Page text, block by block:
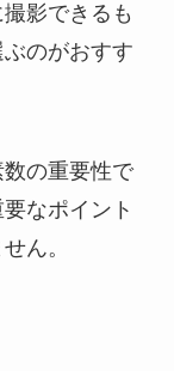
影できるも
のがおすす
の重要性で
なポイント
ん。